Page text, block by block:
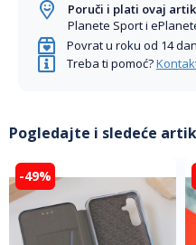
Poruči i plati ovaj
Planete Sport i
Povrat u roku od 14
Treba ti pomoć?
Pogledajte i sledeće
-49%